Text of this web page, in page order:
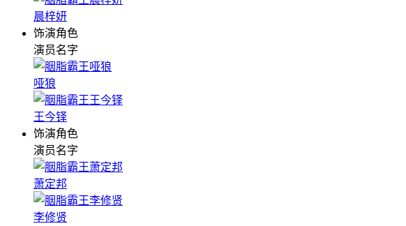
晨梓妍
饰演角色
演员名字
哑狼
王今铎
饰演角色
演员名字
萧定邦
李修贤